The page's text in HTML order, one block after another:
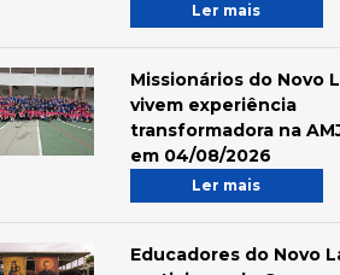
Ler mais
Missionários do Novo
vivem experiência
transformadora na
em 04/08/2026
Ler mais
Educadores do Novo